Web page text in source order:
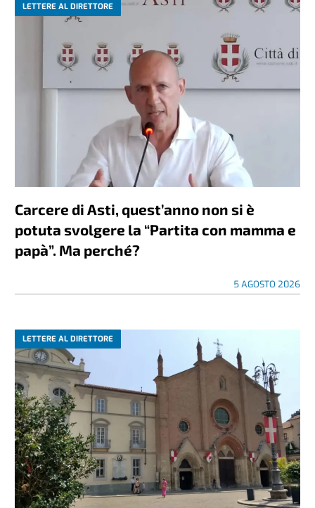
LETTERE AL DIRETTORE
Carcere di Asti, quest’anno non si è
potuta svolgere la “Partita con mamma e
papà”. Ma perché?
5 AGOSTO 2026
LETTERE AL DIRETTORE